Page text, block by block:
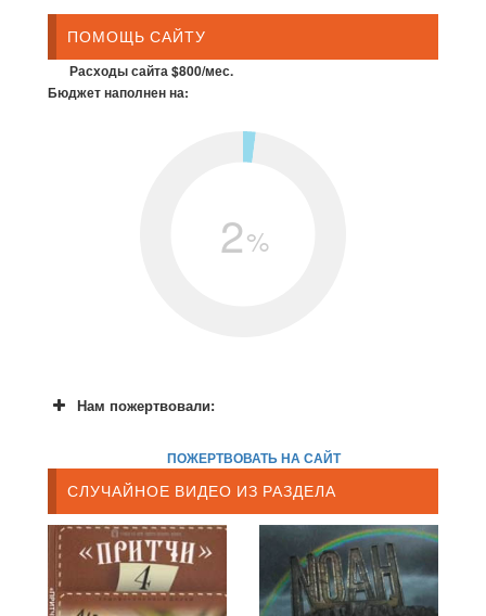
ПОМОЩЬ САЙТУ
Расходы сайта $800/мес.
Бюджет наполнен на:
2%
Нам пожертвовали:
ПОЖЕРТВОВАТЬ НА САЙТ
СЛУЧАЙНОЕ ВИДЕО ИЗ РАЗДЕЛА